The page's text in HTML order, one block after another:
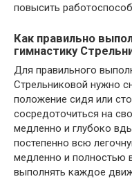
повысить
Как правильно
гимнастику
Для правильного
Стрельниковой нужно
положение сидя или
сосредоточиться на
медленно и глубоко
постепенно всю
медленно и полностью
выполнять каждое